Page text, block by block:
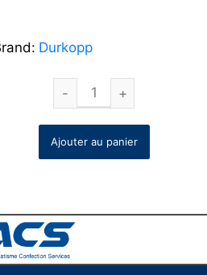
Durkopp
Ajouter au panier